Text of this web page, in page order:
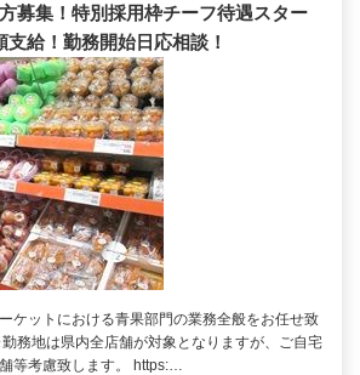
募集！特別採用枠チーフ待遇スター
支給！勤務開始日応相談！
ケットにおける青果部門の業務全般をお任せ致
務地は県内全店舗が対象となりますが、ご自宅
等考慮致します。 https:…